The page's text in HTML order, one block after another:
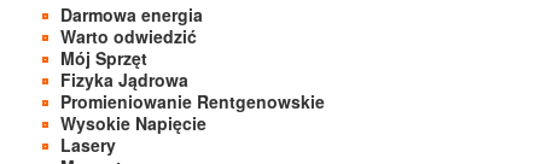
Darmowa energia
Warto odwiedzić
Mój Sprzęt
Fizyka Jądrowa
Promieniowanie Rentgenowskie
Wysokie Napięcie
Lasery